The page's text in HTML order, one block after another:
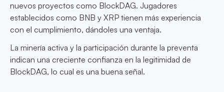
nuevos proyectos como BlockDAG. Jugadores
establecidos como BNB y XRP tienen más experiencia
con el cumplimiento, dándoles una ventaja.
La minería activa y la participación durante la preventa
indican una creciente confianza en la legitimidad de
BlockDAG, lo cual es una buena señal.